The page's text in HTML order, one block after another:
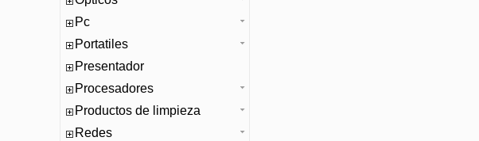
Pc
Portatiles
Presentador
Procesadores
Productos de limpieza
Redes